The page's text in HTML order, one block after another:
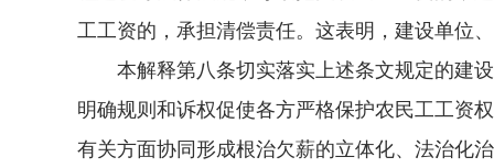
工工资的，承担清偿责任。这表明，建设单位
本解释第八条切实落实上述条文规定的建设
明确规则和诉权促使各方严格保护农民工工资
有关方面协同形成根治欠薪的立体化、法治化